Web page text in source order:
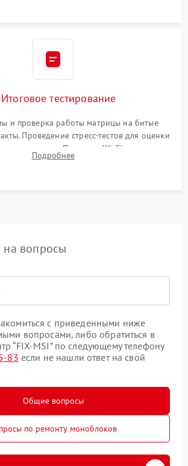
тестирование
и проверка работы матрицы на битые
Проведение стресс-тестов для оценки
охлаждения. Проверка Wi-Fi, камеры,
портов перед выдачей устройства.
Подробнее
на вопросы
с приведенными ниже
вопросами, либо обратиться в
“FIX-MSI” по следующему телефону
83 если не нашли ответ на свой
Общие вопросы
по ремонту моноблоков